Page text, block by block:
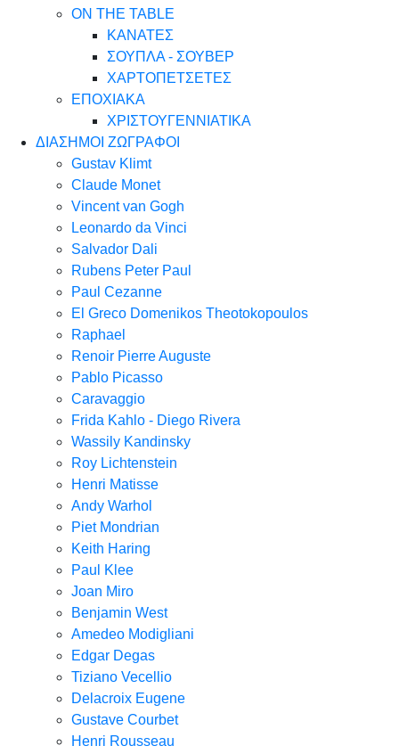
ON THE TABLE
ΚΑΝΑΤΕΣ
ΣΟΥΠΛΑ - ΣΟΥΒΕΡ
ΧΑΡΤΟΠΕΤΣΕΤΕΣ
ΕΠΟΧΙΑΚΑ
ΧΡΙΣΤΟΥΓΕΝΝΙΑΤΙΚΑ
ΔΙΑΣΗΜΟΙ ΖΩΓΡΑΦΟΙ
Gustav Klimt
Claude Monet
Vincent van Gogh
Leonardo da Vinci
Salvador Dali
Rubens Peter Paul
Paul Cezanne
El Greco Domenikos Theotokopoulos
Raphael
Renoir Pierre Auguste
Pablo Picasso
Caravaggio
Frida Kahlo - Diego Rivera
Wassily Kandinsky
Roy Lichtenstein
Henri Matisse
Andy Warhol
Piet Mondrian
Keith Haring
Paul Klee
Joan Miro
Benjamin West
Amedeo Modigliani
Edgar Degas
Tiziano Vecellio
Delacroix Eugene
Gustave Courbet
Henri Rousseau